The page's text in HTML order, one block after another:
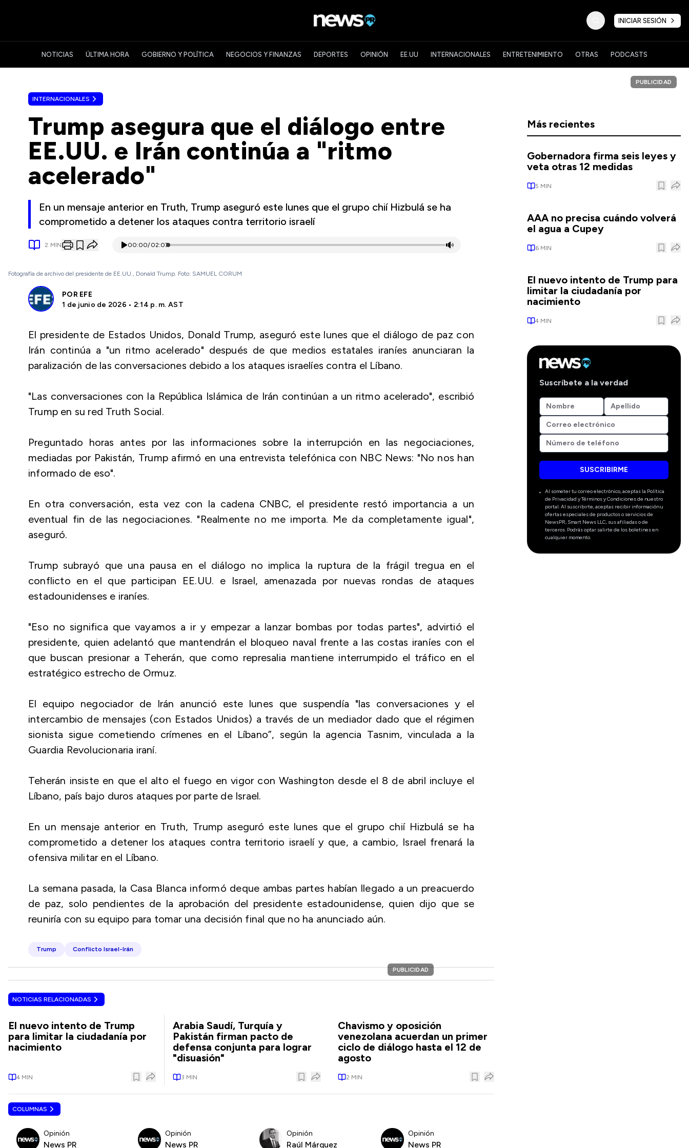
INICIAR SESIÓN
NOTICIAS ÚLTIMA HORA GOBIERNO Y POLÍTICA NEGOCIOS Y FINANZAS DEPORTES OPINIÓN EE.UU INTERNACIONALES ENTRETENIMIENTO OTRAS PODCASTS
INTERNACIONALES
Trump asegura que el diálogo entre
EE.UU. e Irán continúa a "ritmo
acelerado"
En un mensaje anterior en Truth, Trump aseguró este lunes que el grupo chií Hizbulá se ha
comprometido a detener los ataques contra territorio israelí
2 MIN 00:00/02:07
Fotografía de archivo del presidente de EE.UU., Donald Trump. Foto: SAMUEL CORUM
POR EFE
1 de junio de 2026 • 2:14 p. m. AST
El presidente de Estados Unidos, Donald Trump, aseguró este lunes que el diálogo de paz con
Irán continúa a "un ritmo acelerado" después de que medios estatales iraníes anunciaran la
paralización de las conversaciones debido a los ataques israelíes contra el Líbano.
"Las conversaciones con la República Islámica de Irán continúan a un ritmo acelerado", escribió
Trump en su red Truth Social.
Preguntado horas antes por las informaciones sobre la interrupción en las negociaciones,
mediadas por Pakistán, Trump afirmó en una entrevista telefónica con NBC News: "No nos han
informado de eso".
En otra conversación, esta vez con la cadena CNBC, el presidente restó importancia a un
eventual fin de las negociaciones. "Realmente no me importa. Me da completamente igual",
aseguró.
Trump subrayó que una pausa en el diálogo no implica la ruptura de la frágil tregua en el
conflicto en el que participan EE.UU. e Israel, amenazada por nuevas rondas de ataques
estadounidenses e iraníes.
"Eso no significa que vayamos a ir y empezar a lanzar bombas por todas partes", advirtió el
presidente, quien adelantó que mantendrán el bloqueo naval frente a las costas iraníes con el
que buscan presionar a Teherán, que como represalia mantiene interrumpido el tráfico en el
estratégico estrecho de Ormuz.
El equipo negociador de Irán anunció este lunes que suspendía "las conversaciones y el
intercambio de mensajes (con Estados Unidos) a través de un mediador dado que el régimen
sionista sigue cometiendo crímenes en el Líbano”, según la agencia Tasnim, vinculada a la
Guardia Revolucionaria iraní.
Teherán insiste en que el alto el fuego en vigor con Washington desde el 8 de abril incluye el
Líbano, país bajo duros ataques por parte de Israel.
En un mensaje anterior en Truth, Trump aseguró este lunes que el grupo chií Hizbulá se ha
comprometido a detener los ataques contra territorio israelí y que, a cambio, Israel frenará la
ofensiva militar en el Líbano.
La semana pasada, la Casa Blanca informó deque ambas partes habían llegado a un preacuerdo
de paz, solo pendientes de la aprobación del presidente estadounidense, quien dijo que se
reuniría con su equipo para tomar una decisión final que no ha anunciado aún.
Trump Conflicto Israel-Irán
PUBLICIDAD
NOTICIAS RELACIONADAS
El nuevo intento de Trump
para limitar la ciudadanía por
nacimiento
4 MIN
Arabia Saudí, Turquía y
Pakistán firman pacto de
defensa conjunta para lograr
"disuasión"
3 MIN
Chavismo y oposición
venezolana acuerdan un primer
ciclo de diálogo hasta el 12 de
agosto
2 MIN
COLUMNAS
Opinión
News PR
Opinión
News PR
Opinión
Raúl Márquez
Opinión
News PR
PUBLICIDAD
Más recientes
Gobernadora firma seis leyes y
veta otras 12 medidas
5 MIN
AAA no precisa cuándo volverá
el agua a Cupey
6 MIN
El nuevo intento de Trump para
limitar la ciudadanía por
nacimiento
4 MIN
Suscríbete a la verdad
SUSCRIBIRME
Al someter tu correo electrónico, aceptas la Política
de Privacidad y Términos y Condiciones de nuestro
portal. Al suscribirte, aceptas recibir información u
ofertas especiales de productos o servicios de
NewsPR, Smart News LLC, sus afiliadas o de
terceros. Podrás optar salirte de los boletines en
cualquier momento.